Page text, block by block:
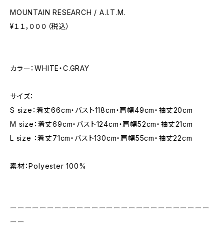
MOUNTAIN RESEARCH / A.I.T.M.
¥１１，０００（税込）
カラー：WHITE・C.GRAY
サイズ：
S size：着丈66cm・バスト118cm・肩幅49cm・袖丈20cm
M size：着丈69cm・バスト124cm・肩幅52cm・袖丈21cm
L size ：着丈71cm・バスト130cm・肩幅55cm・袖丈22cm
素材：Polyester 100%
ーーーーーーーーーーーーーーーーーーーーーーーーーーー
ーー